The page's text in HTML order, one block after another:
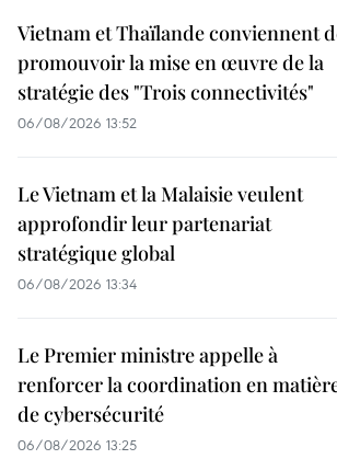
Vietnam et Thaïlande conviennent
promouvoir la mise en œuvre de la
stratégie des "Trois connectivités"
06/08/2026 13:52
Le Vietnam et la Malaisie veulent
approfondir leur partenariat
stratégique global
06/08/2026 13:34
Le Premier ministre appelle à
renforcer la coordination en
de cybersécurité
06/08/2026 13:25